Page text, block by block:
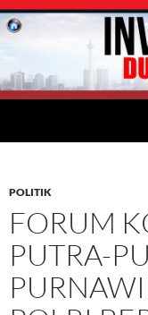
POLITIK
FORUM
PUTRA-